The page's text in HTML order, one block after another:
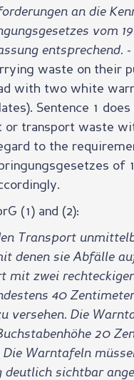
an die
vom
entsprechend. -
waste on their
with two white
Sentence 1
or transport waste
to the
of
(1) and (2):
Transport
denen sie Abfälle
mit zwei
40
versehen. Die
20
Warntafeln
deutlich sichtbar